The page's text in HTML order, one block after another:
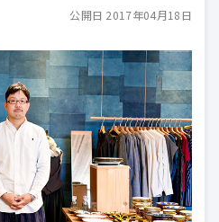
公開日 2017年04月18日